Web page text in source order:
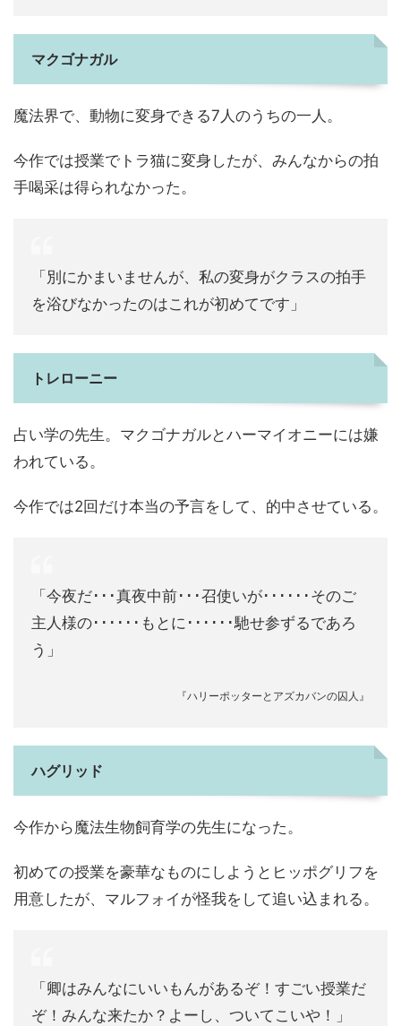
マクゴナガル
魔法界で、動物に変身できる7人のうちの一人。
今作では授業でトラ猫に変身したが、みんなからの拍
手喝采は得られなかった。
「別にかまいませんが、私の変身がクラスの拍手
を浴びなかったのはこれが初めてです」
トレローニー
占い学の先生。マクゴナガルとハーマイオニーには嫌
われている。
今作では2回だけ本当の予言をして、的中させている。
「今夜だ･･･真夜中前･･･召使いが･･････そのご
主人様の･･････もとに･･････馳せ参ずるであろ
う」
『ハリーポッターとアズカバンの囚人』
ハグリッド
今作から魔法生物飼育学の先生になった。
初めての授業を豪華なものにしようとヒッポグリフを
用意したが、マルフォイが怪我をして追い込まれる。
「卿はみんなにいいもんがあるぞ！すごい授業だ
ぞ！みんな来たか？よーし、ついてこいや！」